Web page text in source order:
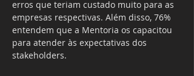
erros que teriam custado muito para as
empresas respectivas. Além disso, 76%
entendem que a Mentoria os capacitou
para atender às expectativas dos
stakeholders.